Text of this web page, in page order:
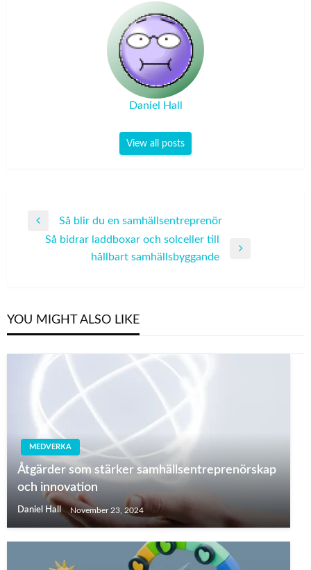
Daniel Hall
View all posts
Post
navigation
Previous
Post
Så blir du en samhällsentreprenör
Så bidrar laddboxar och solceller till
hållbart samhällsbyggande
YOU MIGHT ALSO LIKE
MEDVERKA
Åtgärder som stärker samhällsentreprenörskap
och innovation
Daniel Hall November 23, 2024